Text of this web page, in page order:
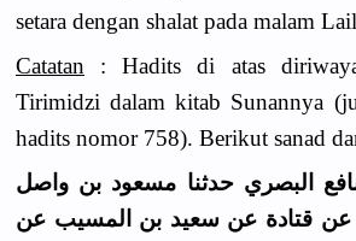
setara dengan shalat pada malam
Catatan : Hadits di atas
Tirimidzi dalam kitab Sunannya
hadits nomor 758). Berikut sanad
البصري حدثنا مسعود بن واصل
قتادة عن سعيد بن المسيب عن